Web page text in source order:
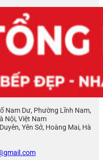
Nam Dư, Phường Lĩnh Nam,
Nội, Việt Nam
Yên Sở, Hoàng Mai, Hà